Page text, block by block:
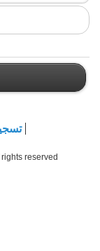
reserved.